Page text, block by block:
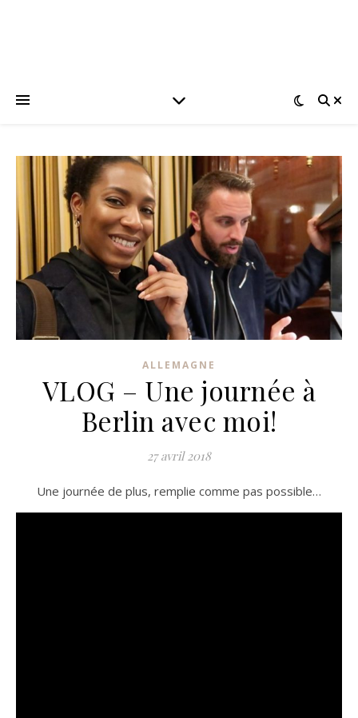
ALLEMAGNE
VLOG – Une journée à
Berlin avec moi!
27 avril 2018
Une journée de plus, remplie comme pas possible…